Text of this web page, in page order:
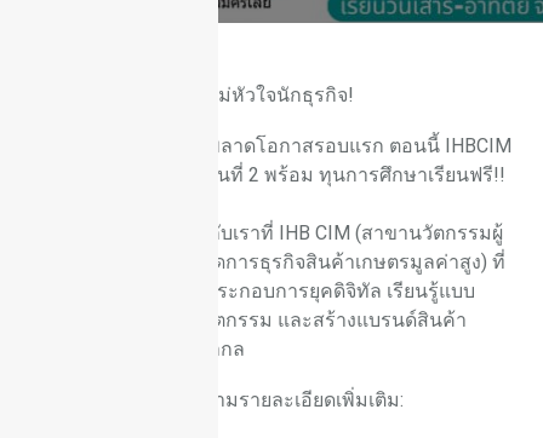
านฝันคนรุ่นใหม่หัวใจนักธุรกิจ!
สำหรับใครที่พลาดโอกาสรอบแรก ตอนนี้ IHBCIM
เปิดรับสมัครนักศึกษารุ่นที่ 2 พร้อม ทุนการศึกษาเรียนฟรี!!
มาเป็นครอบครัวเดียวกับเราที่ IHB CIM (สาขานวัตกรรมผู้
ประกอบการและการจัดการธุรกิจสินค้าเกษตรมูลค่าสูง) ที่
นี่เราสอนให้คุณเป็นผู้ประกอบการยุคดิจิทัล เรียนรู้แบบ
ลงมือทำจริง คิดค้นนวัตกรรม และสร้างแบรนด์สินค้า
เกษตรให้ปังในระดับสากล
สนใจสมัครหรือสอบถามรายละเอียดเพิ่มเติม: